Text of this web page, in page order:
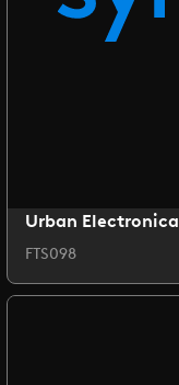
Urban Electronica
FTS098